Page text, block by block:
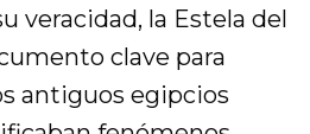
veracidad, la Estela del
clave para
antiguos egipcios